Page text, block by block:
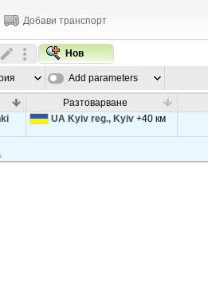
Добави транспорт
Нов
Add parameters
Разтоварване
UA Kyiv reg., Kyiv +40 км